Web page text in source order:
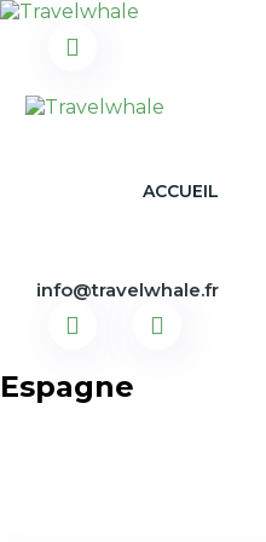
ACCUEIL
info@travelwhale.fr
Espagne